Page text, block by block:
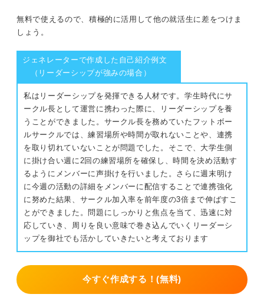
職種別！ ポートフォリオの自己紹介の書き方の例
マネジメント職
開発系職種
ポートフォリオの自己紹介の注意点
記載する内容を応募する企業に合わせる
興味を持ってもらえるようなデザインにす
見やすさが重要！ 企業に興味を持ってもらえるポ
無料で使えるので、積極的に活用して他の就活生に差をつけま
しょう。
ジェネレーターで作成した自己紹介例文
（リーダーシップが強みの場合）
私はリーダーシップを発揮できる人材です。学生時代にサ
ークル長として運営に携わった際に、リーダーシップを養
うことができました。サークル長を務めていたフットボー
ルサークルでは、練習場所や時間が取れないことや、連携
を取り切れていないことが問題でした。そこで、大学生側
に掛け合い週に2回の練習場所を確保し、時間を決め活動す
るようにメンバーに声掛けを行いました。さらに週末明け
に今週の活動の詳細をメンバーに配信することで連携強化
に努めた結果、サークル加入率を前年度の3倍まで伸ばすこ
とができました。問題にしっかりと焦点を当て、迅速に対
応していき、周りを良い意味で巻き込んでいくリーダーシ
ップを御社でも活かしていきたいと考えております
今すぐ作成する！(無料)
履歴書では伝えられないことをアピールする
文章は簡潔にまとめる
作品数が少ない場合はその理由を明記する
色の使い過ぎには注意する
低画質な写真の使用は避ける
5ステップで簡単！ ポートフォリオの自己紹介を書く手順
①記入する項目を決める
②各項目の内容を考える
③手書きで大まかなレイアウトを作成する
⑤印刷して誤りがないかチェックする